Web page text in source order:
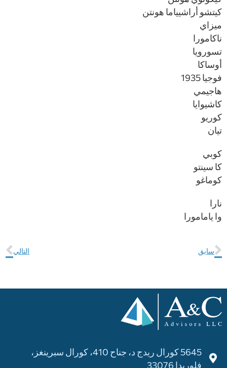
كيتشو أراشيياما هونتن
ميزاي
ناكامورا
تسورويا
أوساكا
فوجيا 1935
هاجيمي
كاشيوايا
كوريو
تيان
كوبي
كا سينتو
كوماغو
نارا
وا يامامورا
سابق التالي
5645 كورال ريدج د، جناح 410، كورال سبرينغز،
فلوريدا 33076